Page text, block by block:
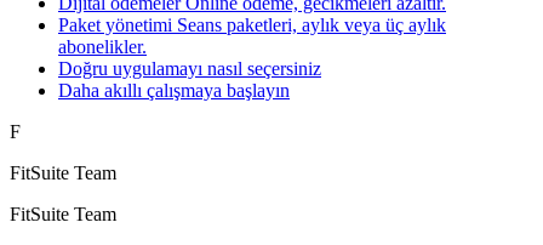
Paket yönetimi Seans paketleri, aylık veya üç aylık
abonelikler.
Doğru uygulamayı nasıl seçersiniz
Daha akıllı çalışmaya başlayın
F
FitSuite Team
FitSuite Team